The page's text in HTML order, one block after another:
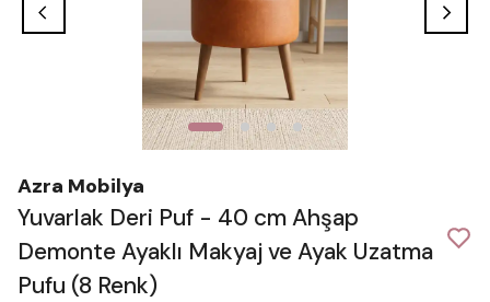
Azra Mobilya
Yuvarlak Deri Puf - 40 cm Ahşap
Demonte Ayaklı Makyaj ve Ayak Uzatma
Pufu (8 Renk)